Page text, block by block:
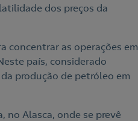
dos preços da
concentrar as operações em
país, considerado
produção de petróleo em
no Alasca, onde se prevê